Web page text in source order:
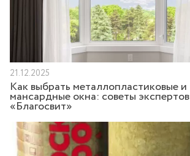
21.12.2025
Как выбрать металлопластиковые и
мансардные окна: советы экспертов
«Благосвит»